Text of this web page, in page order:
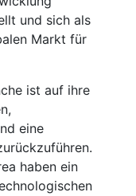
und sich als
Markt für
ist auf ihre
eine
haben ein